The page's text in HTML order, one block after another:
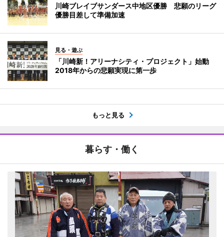
川崎ブレイブサンダース中地区優勝 悲願のリーグ
優勝目差して準備加速
見る・遊ぶ
「川崎新！アリーナシティ・プロジェクト」始動
2018年からの悲願実現に第一歩
もっと見る
暮らす・働く